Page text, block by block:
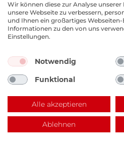
EKM Lagerverkauf
Benzstraße 14, 67141 Neuhofen
Wir können diese zur Analyse
unsere Webseite zu verbessern,
und Ihnen ein großartiges
Informationen zu den von uns
Einstellungen.
Notwendig
Funktional
Alle akzeptieren
Ablehnen